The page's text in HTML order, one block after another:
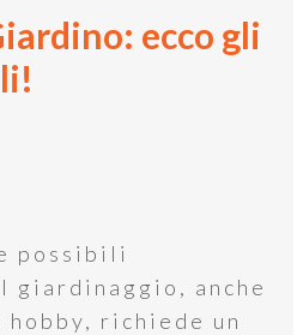
ecco gli
possibili
giardinaggio, anche
hobby, richiede un